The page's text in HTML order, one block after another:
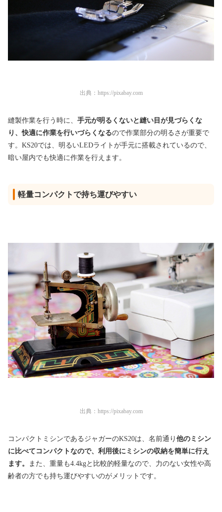
出典： https://pixabay.com
縫製作業を行う時に、 手元が明るくないと縫い目が見づらくな
り、快適に作業を行いづらくなるので作業部分の明るさが重要で
す。KS20では、明るいLEDライトが手元に搭載されているので、
暗い屋内でも快適に作業を行えます。
軽量コンパクトで持ち運びやすい
出典： https://pixabay.com
コンパクトミシンであるジャガーのKS20は、名前通り 他のミシン
に比べてコンパクトなので、利用後にミシンの収納を簡単に行え
ます。
また、重量も4.4kgと比較的軽量なので、力のない女性や高
齢者の方でも持ち運びやすいのがメリットです。